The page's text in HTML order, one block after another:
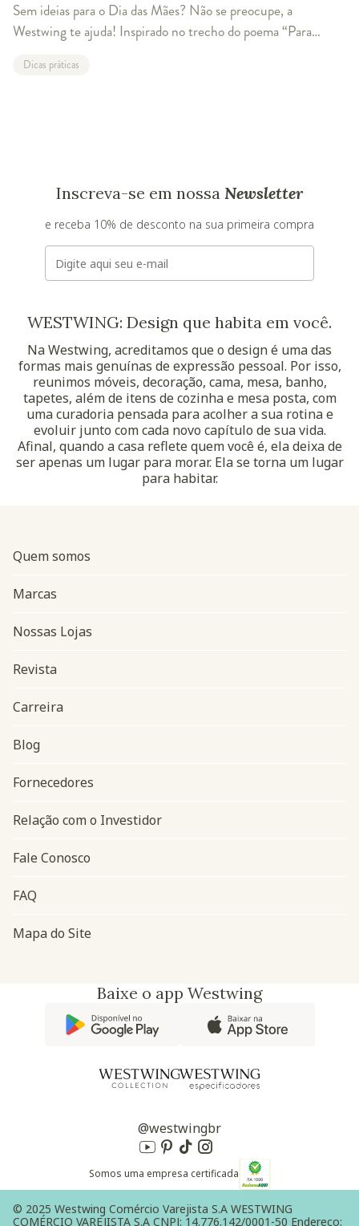
Sem ideias para o Dia das Mães? Não se preocupe, a
Westwing te ajuda! Inspirado no trecho do poema “Para
Mães, separamos algumas sugestões si
Dicas práticas
Inscreva-se em nossa Newsletter
e receba 10% de desconto na sua primeira compra
E-mail
WESTWING: Design que habita em você.
Na Westwing, acreditamos que o design é uma das
formas mais genuínas de expressão pessoal. Por isso,
reunimos móveis, decoração, cama, mesa, banho,
tapetes, além de itens de cozinha e mesa posta, com
uma curadoria pensada para acolher a sua rotina e
evoluir junto com cada novo capítulo de sua vida.
Afinal, quando a casa reflete quem você é, ela deixa de
ser apenas um lugar para morar. Ela se torna um lugar
para habitar.
Navegação do rodapé
Quem somos
Marcas
Nossas Lojas
Revista
Carreira
Blog
Fornecedores
Relação com o Investidor
Fale Conosco
FAQ
Mapa do Site
Baixe o app Westwing
@westwingbr
Somos uma empresa certificada
© 2025 Westwing Comércio Varejista S.A WESTWING
COMÉRCIO VAREJISTA S.A CNPJ: 14.776.142/0001-50 Endereço: